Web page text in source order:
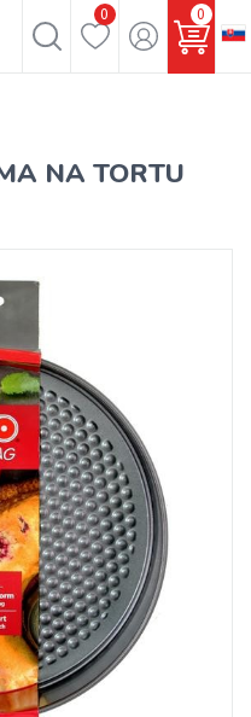
0 0
NA TORTU